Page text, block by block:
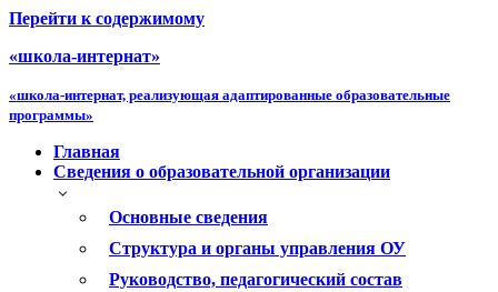
Перейти к содержимому
«школа-интернат»
«школа-интернат, реализующая адаптированные образовательные
программы»
Главная
Сведения о образовательной организации
Основные сведения
Структура и органы управления ОУ
Руководство, педагогический состав